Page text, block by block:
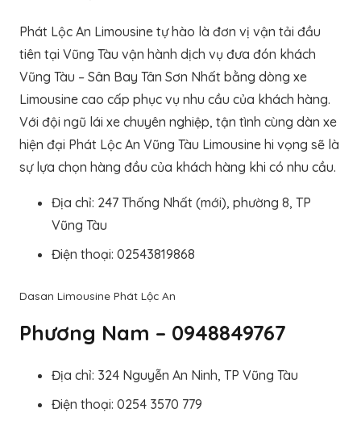
Phát Lộc An Limousine tự hào là đơn vị vận tải đầu
tiên tại Vũng Tàu vận hành dịch vụ đưa đón khách
Vũng Tàu – Sân Bay Tân Sơn Nhất bằng dòng xe
Limousine cao cấp phục vụ nhu cầu của khách hàng.
Với đội ngũ lái xe chuyên nghiệp, tận tình cùng dàn xe
hiện đại Phát Lộc An Vũng Tàu Limousine hi vọng sẽ là
sự lựa chọn hàng đầu của khách hàng khi có nhu cầu.
Địa chỉ: 247 Thống Nhất (mới), phường 8, TP
Vũng Tàu
Điện thoại: 02543819868
Dasan Limousine Phát Lộc An
Phương Nam – 0948849767
Địa chỉ: 324 Nguyễn An Ninh, TP Vũng Tàu
Điện thoại: 0254 3570 779